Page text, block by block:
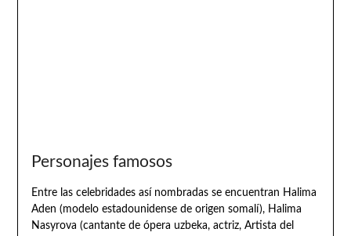
Personajes famosos
Entre las celebridades así nombradas se encuentran Halima
Aden (modelo estadounidense de origen somalí), Halima
Nasyrova (cantante de ópera uzbeka, actriz, Artista del